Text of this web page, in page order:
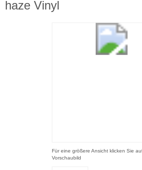
haze Vinyl
Für eine größere Ansicht klicken Sie
Vorschaubild